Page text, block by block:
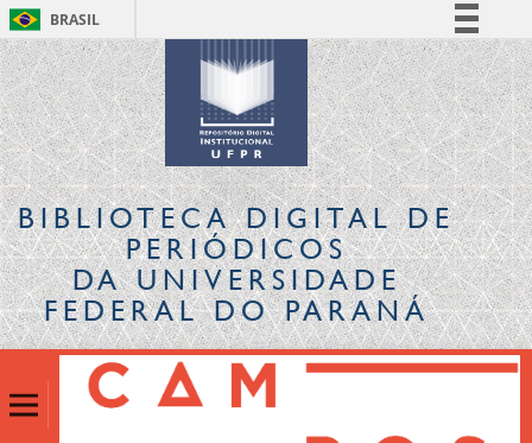
BRASIL
Simplifique!
Comunica BR
Participe
Acesso à informação
Legislação
Canais
BIBLIOTECA DIGITALDE
PERIÓDICOS
DA UNIVERSIDADE
FEDERAL DO PARANÁ